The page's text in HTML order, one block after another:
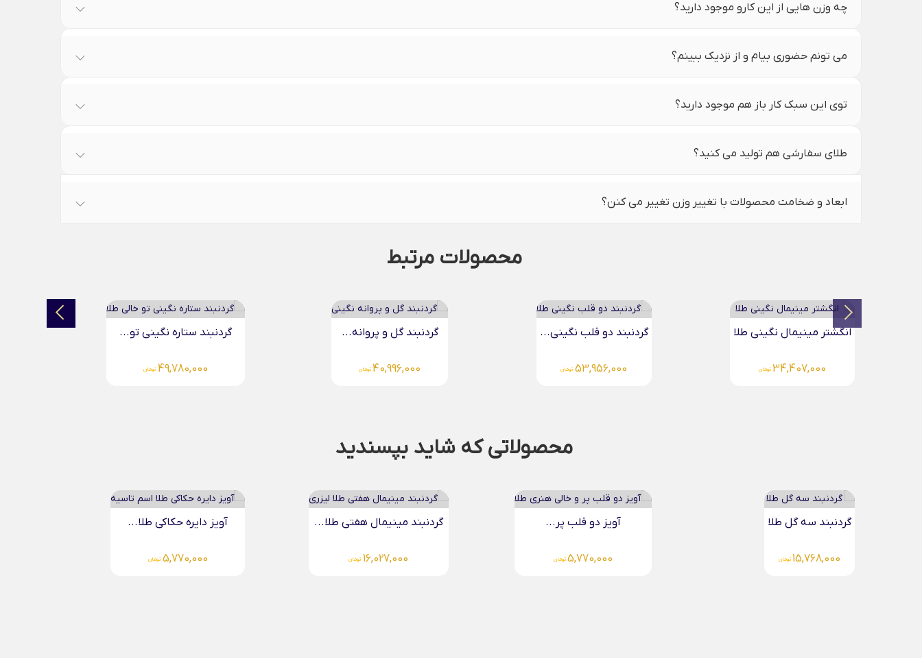
چه وزن هایی از این کارو موجود دارید؟
می تونم حضوری بیام و از نزدیک ببینم؟
توی این سبک کار باز هم موجود دارید؟
طلای سفارشی هم تولید می کنید؟
ابعاد و ضخامت محصولات با تغییر وزن تغییر می کنن؟
محصولات مرتبط
گردنبند دو قلب نگینی...
53,956,000 تومان
گردنبند گل و پروانه...
40,996,000 تومان
گردنبند ستاره نگینی تو...
49,780,000 تومان
انگشتر ضربدر نگینی طلا
38,311,000 تومان
محصولاتی که شاید بپسندید
گردنبند سه گل طلا
15,768,000 تومان
آویز دو قلب پر...
5,770,000 تومان
گردنبند مینیمال هفتی طلا...
16,027,000 تومان
آویز دایره حکاکی طلا...
5,770,000 تومان